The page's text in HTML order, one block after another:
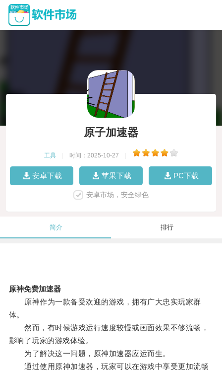
原子加速器
工具 时间：2025-10-27
安卓下载 苹果下载 PC下载
安卓市场，安全绿色
简介 排行
原神免费加速器
原神作为一款备受欢迎的游戏，拥有广大忠实玩家群
体。
然而，有时候游戏运行速度较慢或画面效果不够流畅，
影响了玩家的游戏体验。
为了解决这一问题，原神加速器应运而生。
通过使用原神加速器，玩家可以在游戏中享受更加流畅